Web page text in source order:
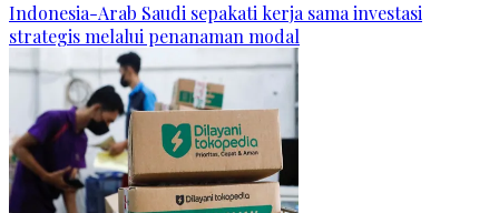
Indonesia-Arab Saudi sepakati kerja sama investasi
strategis melalui penanaman modal